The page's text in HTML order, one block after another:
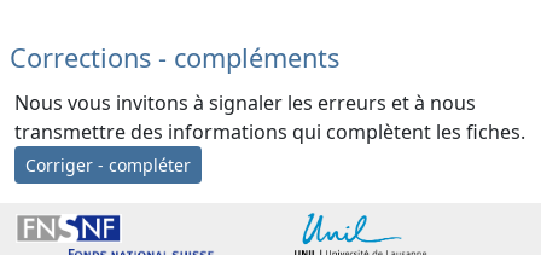
Corrections - compléments
Nous vous invitons à signaler les erreurs et à nous
transmettre des informations qui complètent les fiches.
Corriger - compléter